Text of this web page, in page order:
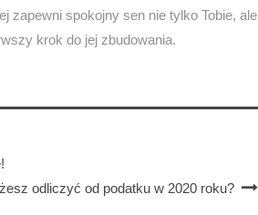
zapewni spokojny sen nie tylko Tobie, ale
krok do jej zbudowania.
odliczyć od podatku w 2020 roku?